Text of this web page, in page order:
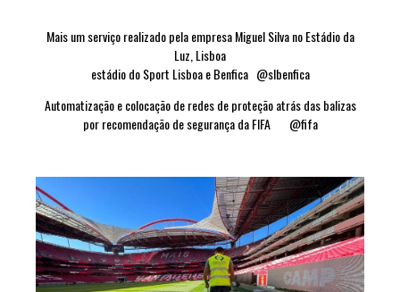
Mais um serviço realizado pela empresa Miguel Silva no Estádio da
Luz, Lisboa
estádio do Sport Lisboa e Benfica @slbenfica
Automatização e colocação de redes de proteção atrás das balizas
por recomendação de segurança da FIFA @fifa